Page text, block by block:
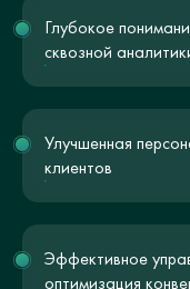
Глубокое
сквозной
Улучшенная
клиентов
Эффективное
оптимизация